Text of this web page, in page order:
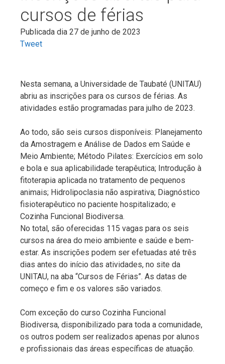
cursos de férias
Publicada dia 27 de junho de 2023
Tweet
Nesta semana, a Universidade de Taubaté (UNITAU)
abriu as inscrições para os cursos de férias. As
atividades estão programadas para julho de 2023.
Ao todo, são seis cursos disponíveis: Planejamento
da Amostragem e Análise de Dados em Saúde e
Meio Ambiente; Método Pilates: Exercícios em solo
e bola e sua aplicabilidade terapêutica; Introdução à
fitoterapia aplicada no tratamento de pequenos
animais; Hidrolipoclasia não aspirativa; Diagnóstico
fisioterapêutico no paciente hospitalizado; e
Cozinha Funcional Biodiversa.
No total, são oferecidas 115 vagas para os seis
cursos na área do meio ambiente e saúde e bem-
estar. As inscrições podem ser efetuadas até três
dias antes do início das atividades, no site da
UNITAU, na aba “Cursos de Férias”. As datas de
começo e fim e os valores são variados.
Com exceção do curso Cozinha Funcional
Biodiversa, disponibilizado para toda a comunidade,
os outros podem ser realizados apenas por alunos
e profissionais das áreas específicas de atuação.